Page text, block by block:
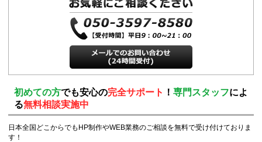
初めての方でも安心の完全サポート ！ 専門スタッフによ
る無料相談実施中
日本全国どこからでもHP制作やWEB業務のご相談を無料で受け付けておりま
す！